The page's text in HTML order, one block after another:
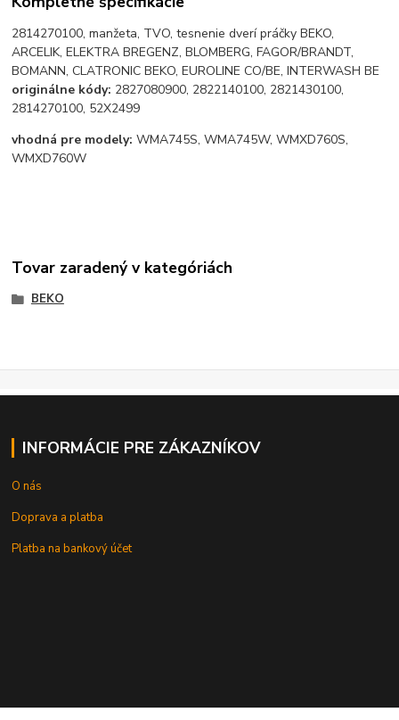
2814270100, manžeta, TVO, tesnenie dverí práčky BEKO,
ARCELIK, ELEKTRA BREGENZ, BLOMBERG, FAGOR/BRANDT,
BOMANN, CLATRONIC BEKO, EUROLINE CO/BE, INTERWASH BE
originálne kódy: 2827080900, 2822140100, 2821430100,
2814270100, 52X2499
vhodná pre modely:WMA745S, WMA745W, WMXD760S,
WMXD760W
Tovar zaradený v kategóriách
BEKO
INFORMÁCIE PRE ZÁKAZNÍKOV
O nás
Doprava a platba
Platba na bankový účet